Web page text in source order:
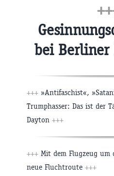
bei Berliner
+++ »Antifaschist«,
Trumphasser: Das ist der
Dayton +++
+++ Mit dem Flugzeug um
neue Fluchtroute +++